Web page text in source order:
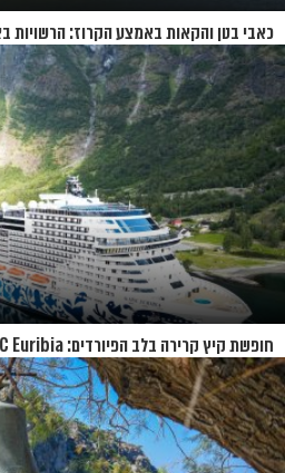
כאבי בטן והקאות באמצע הקרוז: הרשויות
קרוז רחבת היקף